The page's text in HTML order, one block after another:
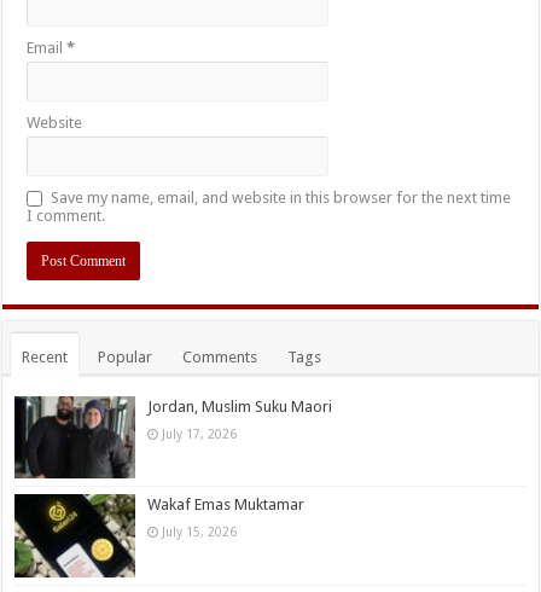
Email*
Website
Save my name, email, and website in this browser for the next time
I comment.
Recent Popular Comments Tags
Jordan, Muslim Suku Maori
July 17, 2026
Wakaf Emas Muktamar
July 15, 2026